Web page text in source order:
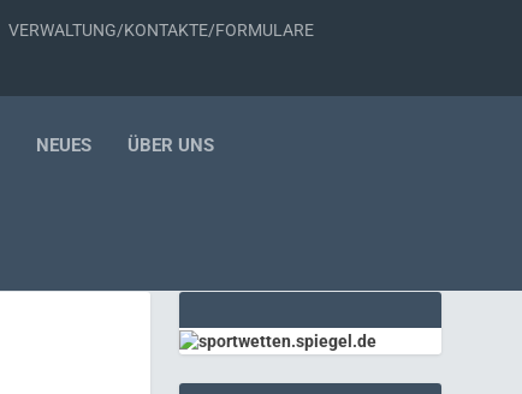
VERWALTUNG/KONTAKTE/FORMULARE
NEUES ÜBER UNS